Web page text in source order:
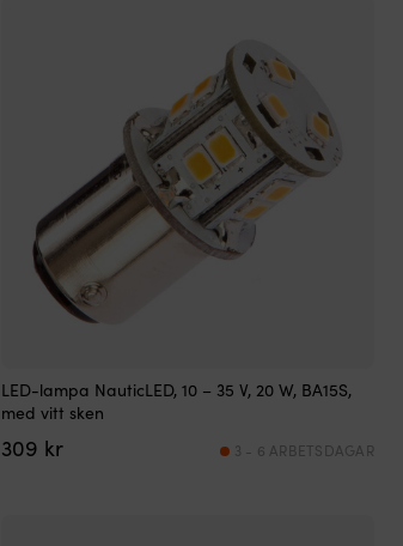
LED-lampa NauticLED, 10 – 35 V, 20 W, BA15S,
med vitt sken
309 kr 3 - 6 ARBETSDAGAR